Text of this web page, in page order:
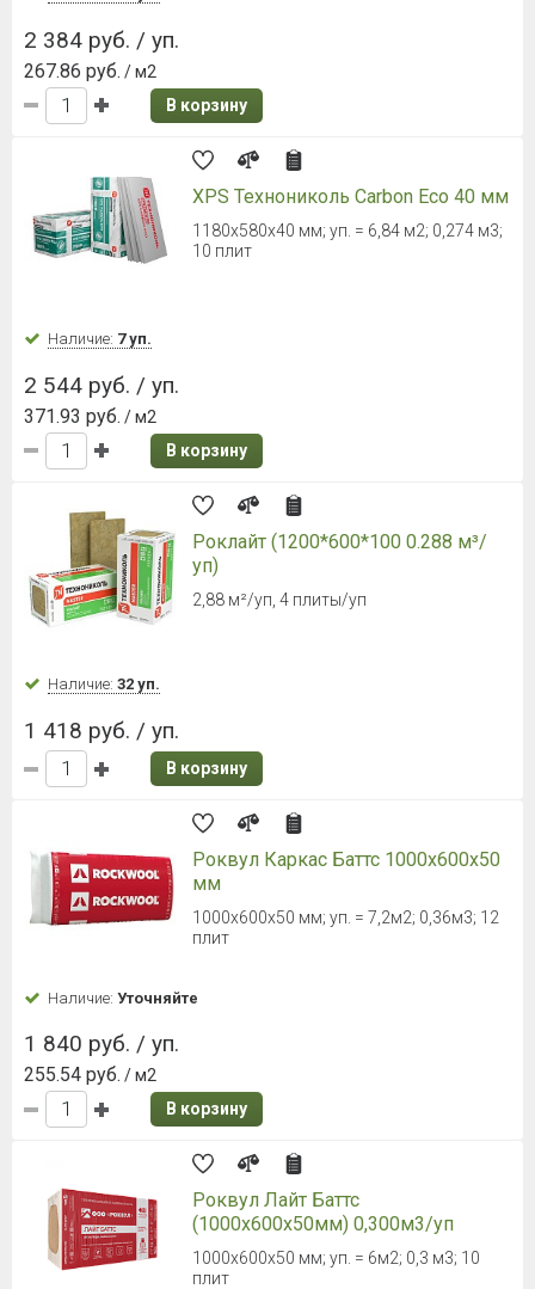
2 384 руб. / уп.
267.86 руб. / м2
В корзину
XPS Технониколь Carbon Eco 40 мм
1180х580х40 мм; уп. = 6,84 м2; 0,274 м3;
10 плит
Наличие: 7 уп.
2 544 руб. / уп.
371.93 руб. / м2
В корзину
Роклайт (1200*600*100 0.288 м³/
уп)
2,88 м²/уп, 4 плиты/уп
Наличие: 32 уп.
1 418 руб. / уп.
В корзину
Роквул Каркас Баттс 1000х600х50
мм
1000х600х50 мм; уп. = 7,2м2; 0,36м3; 12
плит
Наличие: Уточняйте
1 840 руб. / уп.
255.54 руб. / м2
В корзину
Роквул Лайт Баттс
(1000х600х50мм) 0,300м3/уп
1000x600x50 мм; уп. = 6м2; 0,3 м3; 10
плит